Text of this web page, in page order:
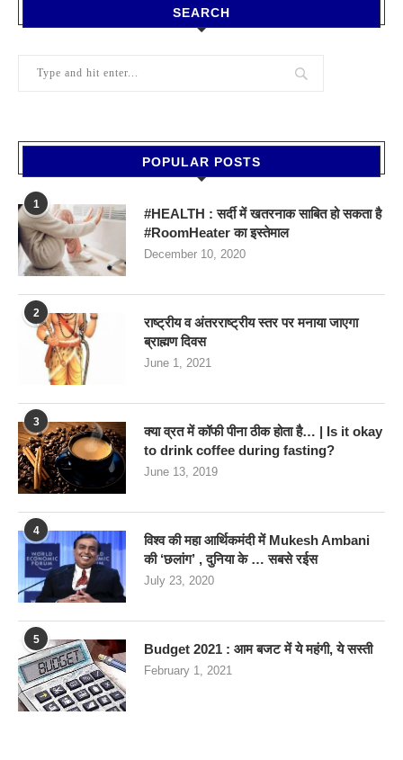
SEARCH
POPULAR POSTS
1
#HEALTH : सर्दी में खतरनाक साबित हो सकता है
#RoomHeater का इस्तेमाल
December 10, 2020
2
राष्ट्रीय व अंतरराष्ट्रीय स्तर पर मनाया जाएगा
ब्राह्मण दिवस
June 1, 2021
3
क्या व्रत में कॉफी पीना ठीक होता है… | Is it okay
to drink coffee during fasting?
June 13, 2019
4
विश्व की महा आर्थिकमंदी में Mukesh Ambani
की ‘छलांग’ , दुनिया के … सबसे रईस
July 23, 2020
5
Budget 2021 : आम बजट में ये महंगी, ये सस्‍ती
February 1, 2021